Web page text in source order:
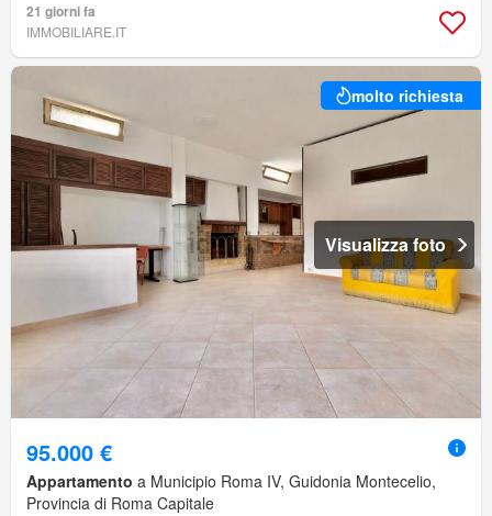
21 giorni fa
IMMOBILIARE.IT
molto richiesta
Visualizza foto
95.000 €
Appartamento a Municipio Roma IV, Guidonia Montecelio,
Provincia di Roma Capitale